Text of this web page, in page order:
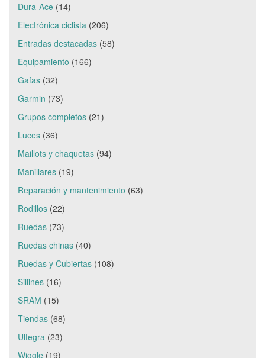
Dura-Ace (14)
Electrónica ciclista (206)
Entradas destacadas (58)
Equipamiento (166)
Gafas (32)
Garmin (73)
Grupos completos (21)
Luces (36)
Maillots y chaquetas (94)
Manillares (19)
Reparación y mantenimiento (63)
Rodillos (22)
Ruedas (73)
Ruedas chinas (40)
Ruedas y Cubiertas (108)
Sillines (16)
SRAM (15)
Tiendas (68)
Ultegra (23)
Wiggle (19)